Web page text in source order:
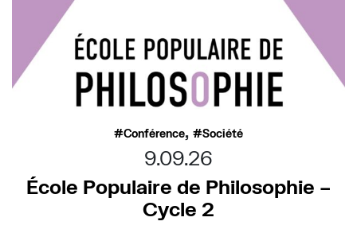
Conférence, Société
9.09.26
École Populaire de Philosophie –
Cycle 2